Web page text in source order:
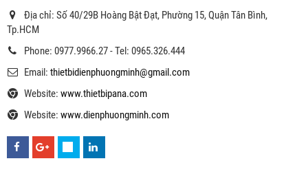
Địa chỉ: Số 40/29B Hoàng Bật Đạt, Phường 15, Quận Tân Bình,
Tp.HCM
Phone: 0977.9966.27 - Tel: 0965.326.444
Email: thietbidienphuongminh@gmail.com
Website: www.thietbipana.com
Website: www.dienphuongminh.com